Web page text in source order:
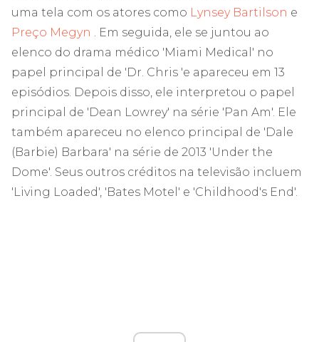
uma tela com os atores como Lynsey Bartilson e
Preço Megyn . Em seguida, ele se juntou ao
elenco do drama médico 'Miami Medical' no
papel principal de 'Dr. Chris 'e apareceu em 13
episódios. Depois disso, ele interpretou o papel
principal de 'Dean Lowrey' na série 'Pan Am'. Ele
também apareceu no elenco principal de 'Dale
(Barbie) Barbara' na série de 2013 'Under the
Dome'. Seus outros créditos na televisão incluem
'Living Loaded', 'Bates Motel' e 'Childhood's End'.